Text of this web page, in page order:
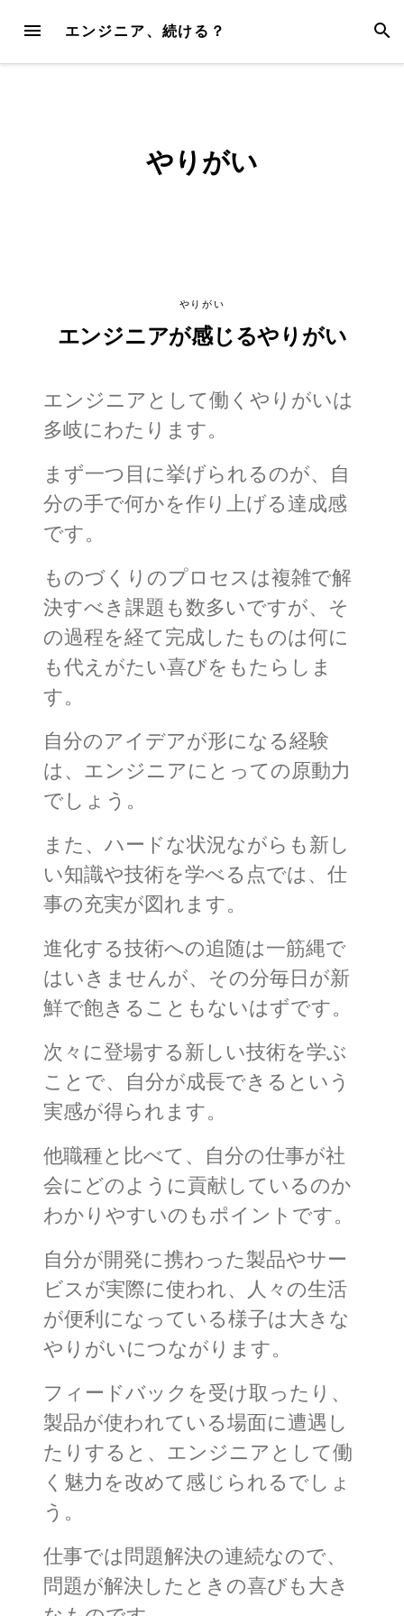
content
MENU エンジニア、続ける？
やりがい
やりがい
エンジニアが感じるやりがい
エンジニアとして働くやりがいは
多岐にわたります。
まず一つ目に挙げられるのが、自
分の手で何かを作り上げる達成感
です。
ものづくりのプロセスは複雑で解
決すべき課題も数多いですが、そ
の過程を経て完成したものは何に
も代えがたい喜びをもたらしま
す。
自分のアイデアが形になる経験
は、エンジニアにとっての原動力
でしょう。
また、ハードな状況ながらも新し
い知識や技術を学べる点では、仕
事の充実が図れます。
進化する技術への追随は一筋縄で
はいきませんが、その分毎日が新
鮮で飽きることもないはずです。
次々に登場する新しい技術を学ぶ
ことで、自分が成長できるという
実感が得られます。
他職種と比べて、自分の仕事が社
会にどのように貢献しているのか
わかりやすいのもポイントです。
自分が開発に携わった製品やサー
ビスが実際に使われ、人々の生活
が便利になっている様子は大きな
やりがいにつながります。
フィードバックを受け取ったり、
製品が使われている場面に遭遇し
たりすると、エンジニアとして働
く魅力を改めて感じられるでしょ
う。
仕事では問題解決の連続なので、
問題が解決したときの喜びも大き